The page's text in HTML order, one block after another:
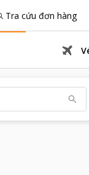
Tra cứu đơn hàng